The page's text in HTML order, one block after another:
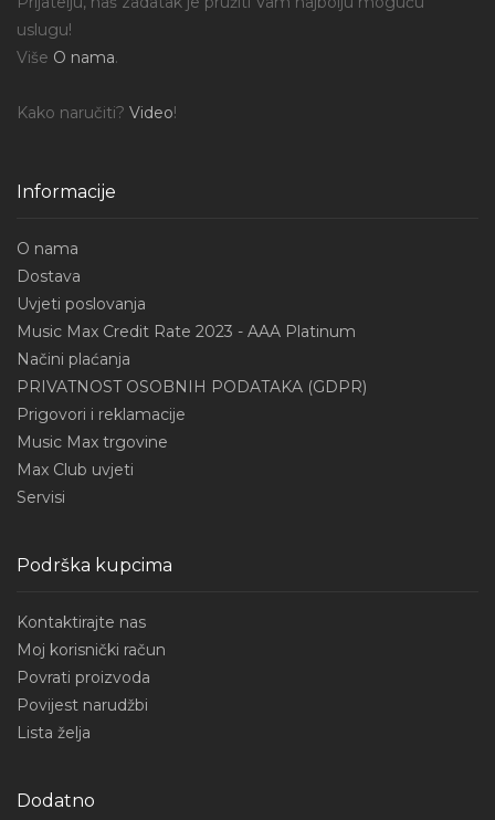
uslugu!
Više O nama.
Kako naručiti? Video!
Informacije
O nama
Dostava
Uvjeti poslovanja
Music Max Credit Rate 2023 - AAA Platinum
Načini plaćanja
PRIVATNOST OSOBNIH PODATAKA (GDPR)
Prigovori i reklamacije
Music Max trgovine
Max Club uvjeti
Servisi
Podrška kupcima
Kontaktirajte nas
Moj korisnički račun
Povrati proizvoda
Povijest narudžbi
Lista želja
Dodatno